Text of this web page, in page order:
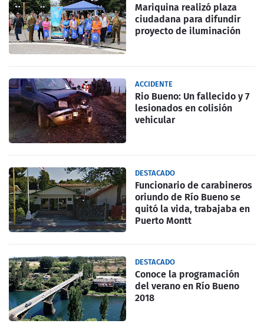
Mariquina realizó plaza
ciudadana para difundir
proyecto de iluminación
ACCIDENTE
Rio Bueno: Un fallecido y 7
lesionados en colisión
vehicular
DESTACADO
Funcionario de carabineros
oriundo de Río Bueno se
quitó la vida, trabajaba en
Puerto Montt
DESTACADO
Conoce la programación
del verano en Río Bueno
2018